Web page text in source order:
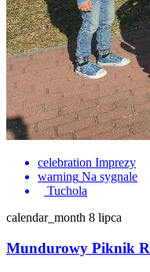
celebration Imprezy
warning Na sygnale
Tuchola
calendar_month 8 lipca
Mundurowy Piknik